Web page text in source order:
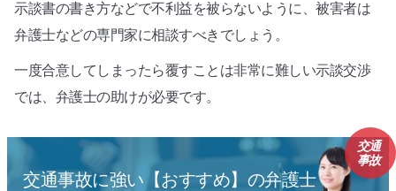
示談書の書き方などで不利益を被らないように、被害者は
弁護士などの専門家に相談すべきでしょう。
一度合意してしまったら覆すことは非常に難しい示談交渉
では、弁護士の助けが必要です。
交通事故に強い【おすすめ】の弁護士
交通
事故